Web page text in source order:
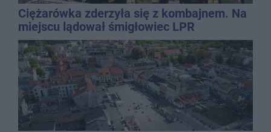
Ciężarówka zderzyła się z kombajnem. Na
miejscu lądował śmigłowiec LPR